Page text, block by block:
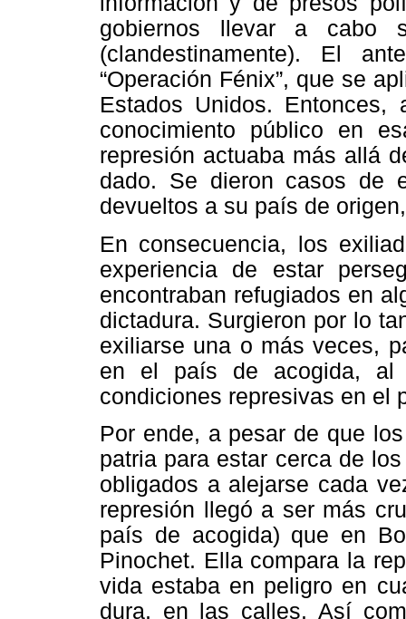
gobiernos llevar a cabo
(clandestinamente). El
“Operación Fénix”, que se
Estados Unidos.
conocimiento público en
represión actuaba más allá
dado. Se dieron casos de
devueltos a su país de
En consecuencia, los
experiencia de estar
encontraban refugiados en
dictadura. Surgieron por lo
exiliarse una o más veces,
en el país de acogida, al
condiciones represivas en el
Por ende, a pesar de que
patria para estar cerca de
obligados a alejarse cada
represión llegó a ser más
país de acogida) que en
Pinochet. Ella compara la
vida estaba en peligro en
dura, en las calles. Así